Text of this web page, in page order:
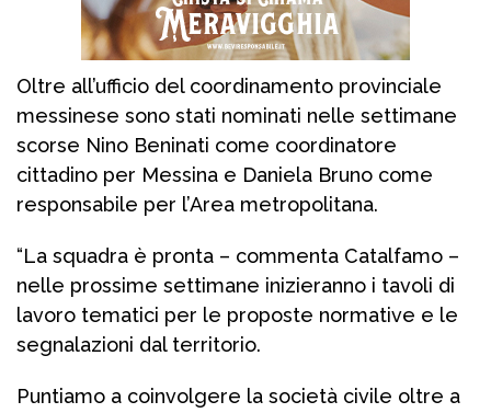
Oltre all’ufficio del coordinamento provinciale
messinese sono stati nominati nelle settimane
scorse Nino Beninati come coordinatore
cittadino per Messina e Daniela Bruno come
responsabile per l’Area metropolitana.
“La squadra è pronta – commenta Catalfamo –
nelle prossime settimane inizieranno i tavoli di
lavoro tematici per le proposte normative e le
segnalazioni dal territorio.
Puntiamo a coinvolgere la società civile oltre a